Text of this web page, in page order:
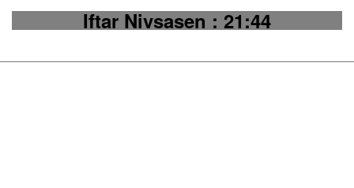
Iftar Nivsasen: 21:44